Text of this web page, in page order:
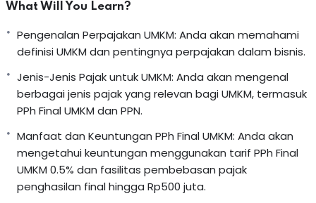
What Will You Learn?
Pengenalan Perpajakan UMKM: Anda akan memahami
definisi UMKM dan pentingnya perpajakan dalam bisnis.
Jenis-Jenis Pajak untuk UMKM: Anda akan mengenal
berbagai jenis pajak yang relevan bagi UMKM, termasuk
PPh Final UMKM dan PPN.
Manfaat dan Keuntungan PPh Final UMKM: Anda akan
mengetahui keuntungan menggunakan tarif PPh Final
UMKM 0.5% dan fasilitas pembebasan pajak
penghasilan final hingga Rp500 juta.